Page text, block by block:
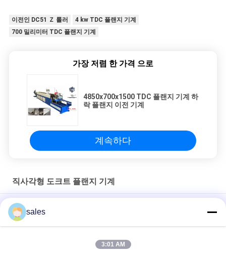
이전인 DC51 Ｚ 롤러
4 kw TDC 플랜지 기계
700 밀리미터 TDC 플랜지 기계
가장 저렴 한 가격 으로
4850x700x1500 TDC 플랜지 기계 하
락 플랜지 이전 기계
계속하다
직사각형 도크트 플랜지 기계
스테인레스 강 롤 포멀 TDC 플랜지 기계 22 스테이션
플랜지 롤 포멀 기계 TDC 플랜지 기계를 밟고 미끄러져 넘어지세
sales
3:01 AM